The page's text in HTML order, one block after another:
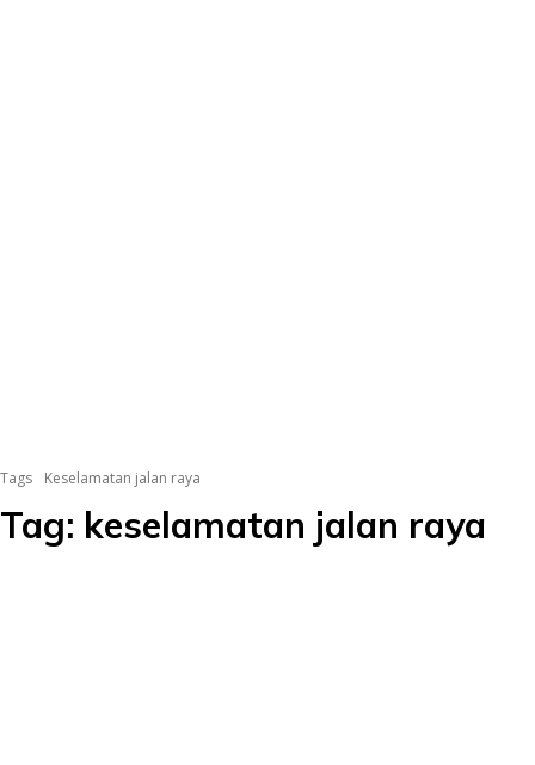
Tags Keselamatan jalan raya
Tag: keselamatan jalan raya